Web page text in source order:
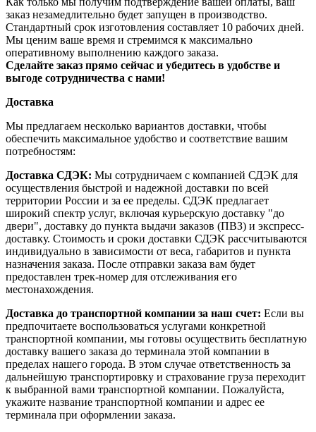
заказ незамедлительно будет запущен в производство.
Стандартный срок изготовления составляет 10 рабочих дней.
Мы ценим ваше время и стремимся к максимально
оперативному выполнению каждого заказа.
Сделайте заказ прямо сейчас и убедитесь в удобстве и
выгоде сотрудничества с нами!
Доставка
Мы предлагаем несколько вариантов доставки, чтобы
обеспечить максимальное удобство и соответствие вашим
потребностям:
Доставка СДЭК: Мы сотрудничаем с компанией СДЭК для
осуществления быстрой и надежной доставки по всей
территории России и за ее пределы. СДЭК предлагает
широкий спектр услуг, включая курьерскую доставку "до
двери", доставку до пункта выдачи заказов (ПВЗ) и экспресс-
доставку. Стоимость и сроки доставки СДЭК рассчитываются
индивидуально в зависимости от веса, габаритов и пункта
назначения заказа. После отправки заказа вам будет
предоставлен трек-номер для отслеживания его
местонахождения.
Доставка до транспортной компании за наш счет: Если вы
предпочитаете воспользоваться услугами конкретной
транспортной компании, мы готовы осуществить бесплатную
доставку вашего заказа до терминала этой компании в
пределах нашего города. В этом случае ответственность за
дальнейшую транспортировку и страхование груза переходит
к выбранной вами транспортной компании. Пожалуйста,
укажите название транспортной компании и адрес ее
терминала при оформлении заказа.